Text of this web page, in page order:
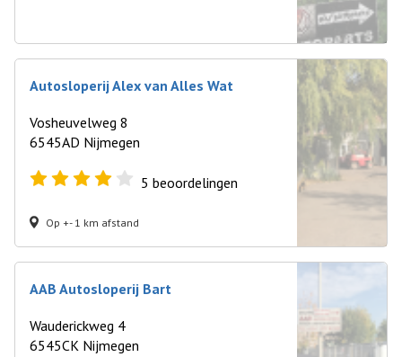
Autosloperij Alex van Alles Wat
Vosheuvelweg 8
6545AD Nijmegen
5 beoordelingen
Op +- 1 km afstand
AAB Autosloperij Bart
Wauderickweg 4
6545CK Nijmegen